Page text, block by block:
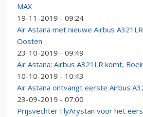
MAX
19-11-2019 - 09:24
Air Astana met nieuwe Airbus
Oosten
23-10-2019 - 09:49
Air Astana: Airbus A321LR komt,
10-10-2019 - 10:43
Air Astana ontvangt eerste Airbus
23-09-2019 - 07:00
Prijsvechter FlyArystan voor het